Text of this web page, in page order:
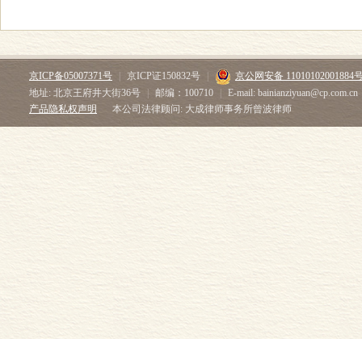
京ICP备05007371号 京ICP证150832号
京公网安备 11010102001884
地址: 北京王府井大街36号
邮编：100710
E-mail: bainianziyuan@cp.com.cn
产品隐私权声明
本公司法律顾问: 大成律师事务所曾波律师